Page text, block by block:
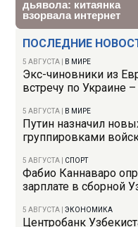
ПОСЛЕДНИЕ
5 АВГУСТА В МИРЕ
Экс-чиновники из
встречу по Украине
5 АВГУСТА В МИРЕ
Путин назначил
группировками
5 АВГУСТА СПОРТ
Фабио Каннаваро
зарплате в сборной
5 АВГУСТА |ЭКОНОМИКА
Центробанк